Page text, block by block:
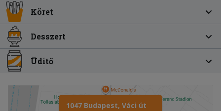
Köret
Desszert
Üdítő
1047 Budapest, Váci út